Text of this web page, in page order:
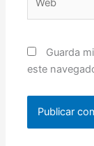
Guarda
este